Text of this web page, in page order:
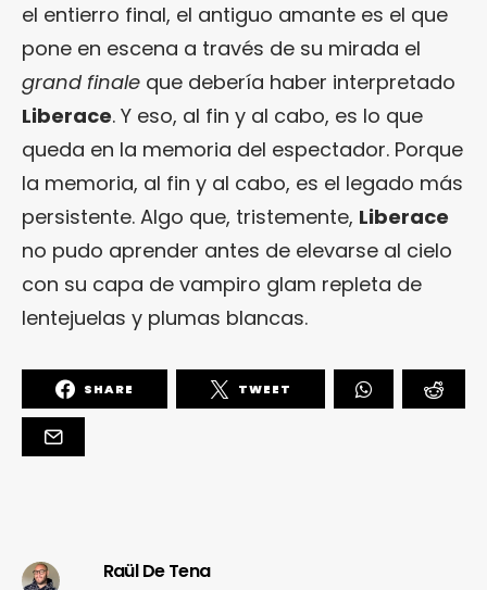
el entierro final, el antiguo amante es el que
pone en escena a través de su mirada el
grand finale que debería haber interpretado
Liberace. Y eso, al fin y al cabo, es lo que
queda en la memoria del espectador. Porque
la memoria, al fin y al cabo, es el legado más
persistente. Algo que, tristemente, Liberace
no pudo aprender antes de elevarse al cielo
con su capa de vampiro glam repleta de
lentejuelas y plumas blancas.
SHARE TWEET
Raül De Tena